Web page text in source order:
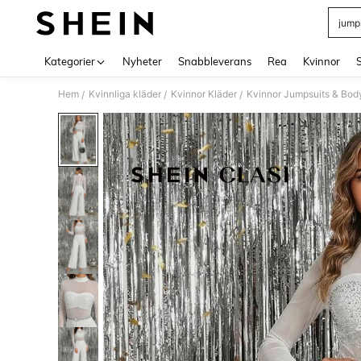
Kategorier Nyheter Snabbleverans Rea Kvinnor
Hem / Kvinnliga kläder / Kvinnor Kläder / Kvinnor Jumpsuits &